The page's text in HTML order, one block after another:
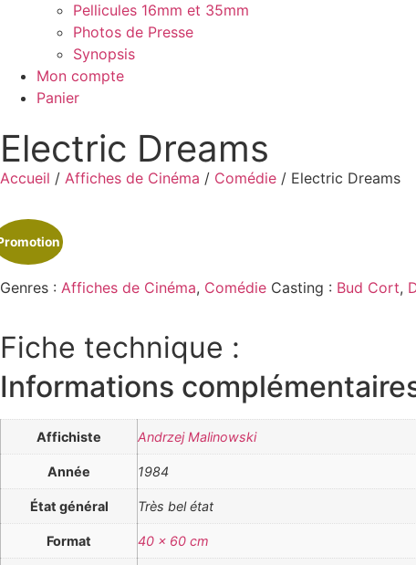
Pellicules 16mm et 35mm
Photos de Presse
Synopsis
Mon compte
Panier
Electric Dreams
Accueil / Affiches de Cinéma / Comédie / Electric Dreams
Genres : Affiches de Cinéma, Comédie Casting : Bud Cort,
Fiche technique :
Informations
Affichiste Andrzej Malinowski
Année 1984
État général Très bel état
Format 40 x 60 cm